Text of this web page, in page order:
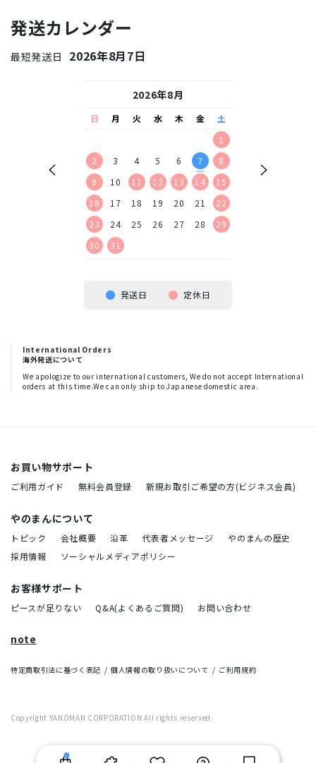
発送カレンダー
2026年8月
日 月 火 水 木 金
土
1
2
3 4 5 6 7
8
9
10 11 12 13 14
15
16
17 18 19 20 21
22
23
24 25 26 27 28
29
30
31
最短発送日 2026年8月7日
発送日 定休日
International Orders
海外発送について
We apologize to our international customers, We do not accept International
orders at this time.We can only ship to Japanese domestic area.
お買い物サポート
ご利用ガイド 無料会員登録 新規お取引ご希望の方(ビジネス会員)
やのまんについて
トピック 会社概要 沿革 代表者メッセージ
やのまんの歴史
採用情報
ソーシャルメディアポリシー
お客様サポート
ピースが足りない Q&A(よくあるご質問) お問い合わせ
note
特定商取引法に基づく表記 個人情報の取り扱いについて ご利用規約
Copyright YANOMAN CORPORATION All rights reserved.